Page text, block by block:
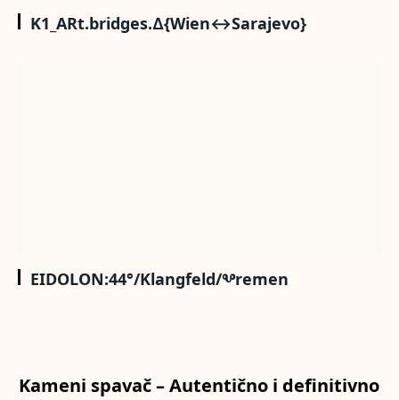
K1_ARt.bridges.∆{Wien↔Sarajevo}
EIDOLON:44°/Klangfeld/Ⰲremen
Kameni spavač – Autentično i definitivno